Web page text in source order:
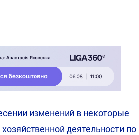
изменений в некоторые
деятельности по